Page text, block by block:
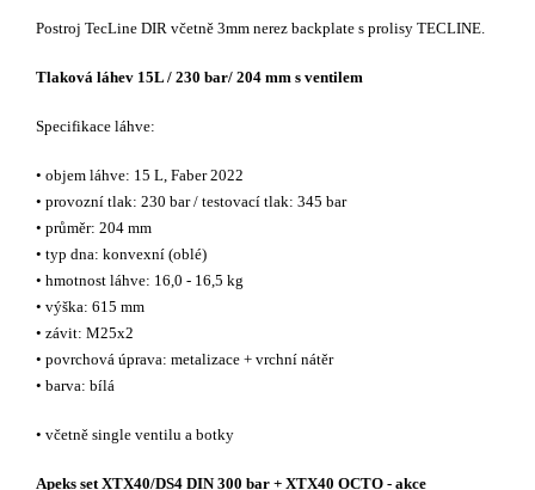
Postroj TecLine DIR včetně 3mm nerez backplate s prolisy TECLINE.
Tlaková láhev 15L / 230 bar/ 204 mm s ventilem
Specifikace láhve:
• objem láhve: 15 L, Faber 2022
• provozní tlak: 230 bar / testovací tlak: 345 bar
• průměr: 204 mm
• typ dna: konvexní (oblé)
• hmotnost láhve: 16,0 - 16,5 kg
• výška: 615 mm
• závit: M25x2
• povrchová úprava: metalizace + vrchní nátěr
• barva: bílá
• včetně single ventilu a botky
Apeks set XTX40/DS4 DIN 300 bar + XTX40 OCTO - akce